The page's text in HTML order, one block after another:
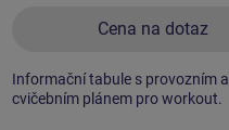
Cena na dotaz
Informační tabule s provozním a
cvičebním plánem pro workout.